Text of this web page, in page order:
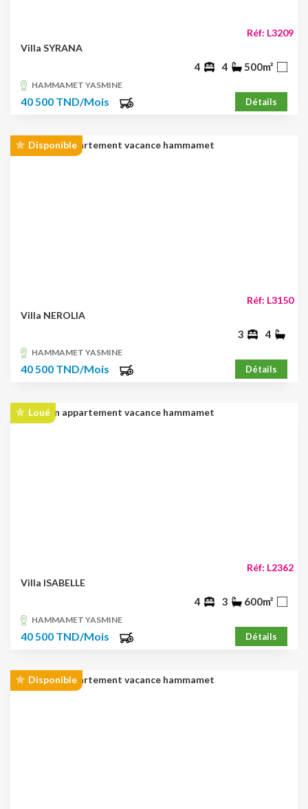
Réf: L3209
Villa SYRANA
4 4 500m²
HAMMAMET YASMINE
40 500 TND/Mois Détails
Disponible
Réf: L3150
Villa NEROLIA
3 4
HAMMAMET YASMINE
40 500 TND/Mois Détails
Loué
Réf: L2362
Villa ISABELLE
4 3 600m²
HAMMAMET YASMINE
40 500 TND/Mois Détails
Disponible